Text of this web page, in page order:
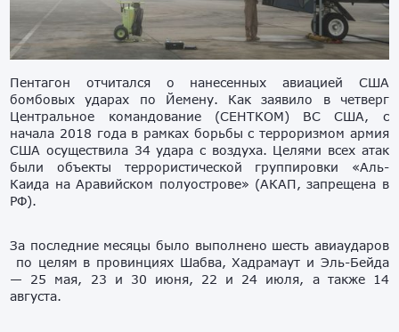
Пентагон отчитался о нанесенных авиацией США
бомбовых ударах по Йемену. Как заявило в четверг
Центральное командование (СЕНТКОМ) ВС США, с
начала 2018 года в рамках борьбы с терроризмом армия
США осуществила 34 удара с воздуха. Целями всех атак
были объекты террористической группировки «Аль-
Каида на Аравийском полуострове» (АКАП, запрещена в
РФ).
За последние месяцы было выполнено шесть авиаударов
по целям в провинциях Шабва, Хадрамаут и Эль-Бейда
— 25 мая, 23 и 30 июня, 22 и 24 июля, а также 14
августа.